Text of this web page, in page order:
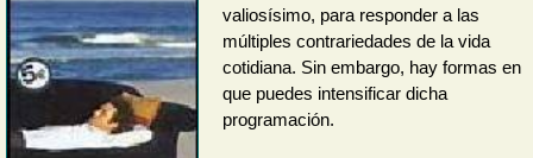
valiosísimo, para responder a las
múltiples contrariedades de la vida
cotidiana. Sin embargo, hay formas en
que puedes intensificar dicha
programación.